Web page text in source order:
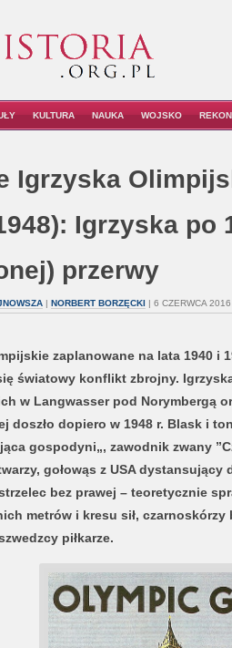
KULTURA NAUKA WOJSKO
Igrzyska
Igrzyska po
przerwy
| NORBERT BORZĘCKI| 6 CZERWCA
zaplanowane na lata 1940 i
światowy konflikt zbrojny.
w Langwasser pod Norymbergą
doszło dopiero w 1948 r. Blask i
gospodyni„, zawodnik zwany
gołowąs z USA
bez prawej – teoretycznie
metrów i kresu sił, czarnoskórzy
piłkarze.